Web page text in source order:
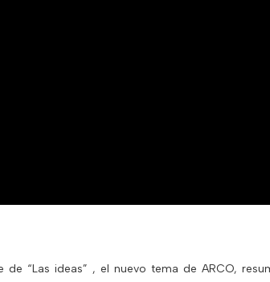
de “Las ideas” , el nuevo tema de ARCO,